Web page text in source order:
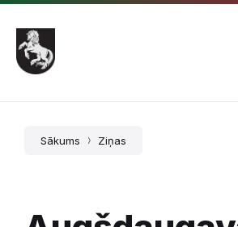
Pāriet
saturu
Skip
main
navigation
Skip
footer
Sākums Ziņas